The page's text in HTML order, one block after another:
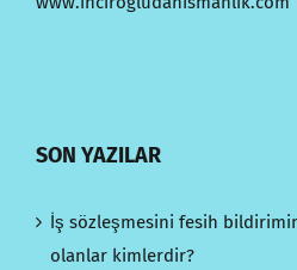
SON YAZILAR
İş sözleşmesini fesih
olanlar kimlerdir?